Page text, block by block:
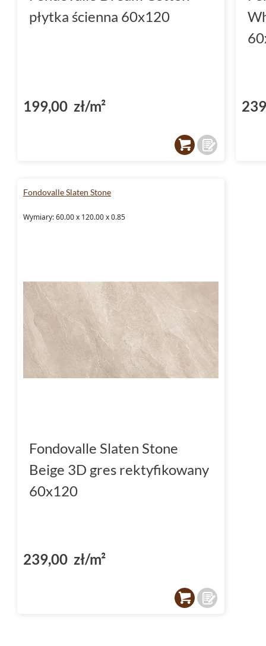
płytka ścienna 60x120
199,00 zł/m²
Fondovalle Slaten Stone
Wymiary: 60.00 x 120.00 x 0.85
Fondovalle Slaten Stone
Beige 3D gres rektyfikowany
60x120
239,00 zł/m²